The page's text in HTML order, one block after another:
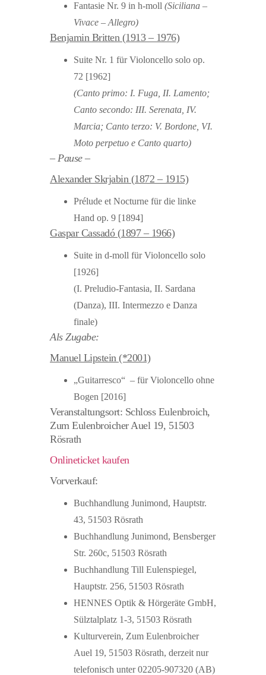
Fantasie Nr. 9 in h-moll (Siciliana –
Vivace – Allegro)
Benjamin Britten (1913 – 1976)
Suite Nr. 1 für Violoncello solo op.
72 [1962]
(Canto primo: I. Fuga, II. Lamento;
Canto secondo: III. Serenata, IV.
Marcia; Canto terzo: V. Bordone, VI.
Moto perpetuo e Canto quarto)
– Pause –
Alexander Skrjabin (1872 – 1915)
Prélude et Nocturne für die linke
Hand op. 9 [1894]
Gaspar Cassadó (1897 – 1966)
Suite in d-moll für Violoncello solo
[1926]
(I. Preludio-Fantasia, II. Sardana
(Danza), III. Intermezzo e Danza
finale)
Als Zugabe:
Manuel Lipstein (*2001)
„Guitarresco“ – für Violoncello ohne
Bogen [2016]
Veranstaltungsort: Schloss Eulenbroich,
Zum Eulenbroicher Auel 19, 51503
Rösrath
Onlineticket kaufen
Vorverkauf:
Buchhandlung Junimond, Hauptstr.
43, 51503 Rösrath
Buchhandlung Junimond, Bensberger
Str. 260c, 51503 Rösrath
Buchhandlung Till Eulenspiegel,
Hauptstr. 256, 51503 Rösrath
HENNES Optik & Hörgeräte GmbH,
Sülztalplatz 1-3, 51503 Rösrath
Kulturverein, Zum Eulenbroicher
Auel 19, 51503 Rösrath, derzeit nur
telefonisch unter 02205-907320 (AB)